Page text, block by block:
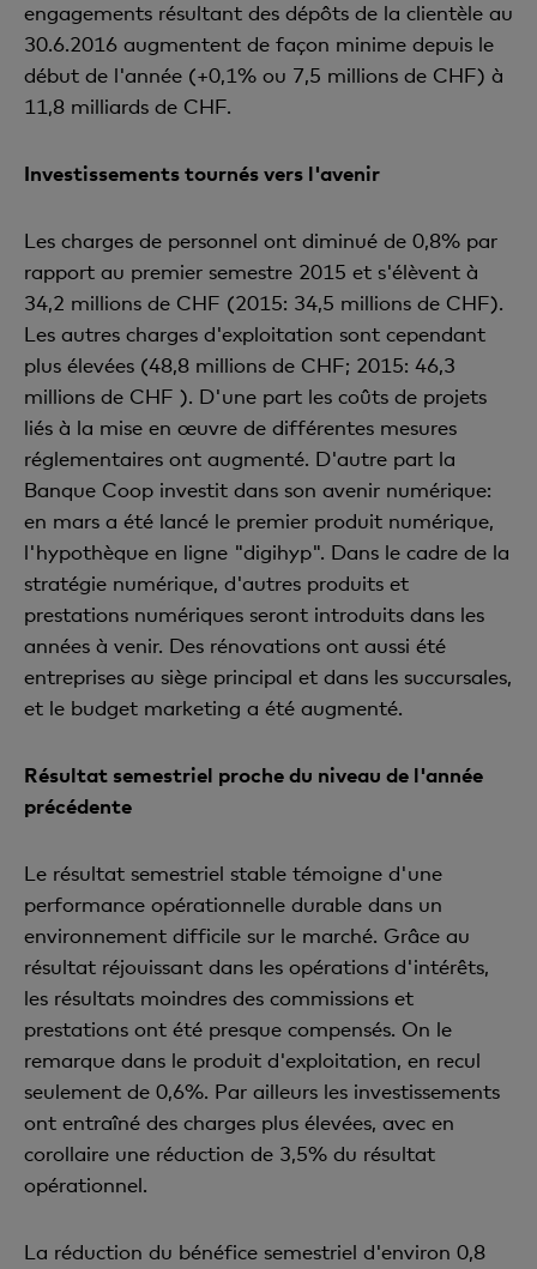
engagements résultant des dépôts de la clientèle au
30.6.2016 augmentent de façon minime depuis le
début de l'année (+0,1% ou 7,5 millions de CHF) à
11,8 milliards de CHF.
Investissements tournés vers l'avenir
Les charges de personnel ont diminué de 0,8% par
rapport au premier semestre 2015 et s'élèvent à
34,2 millions de CHF (2015: 34,5 millions de CHF).
Les autres charges d'exploitation sont cependant
plus élevées (48,8 millions de CHF; 2015: 46,3
millions de CHF ). D'une part les coûts de projets
liés à la mise en œuvre de différentes mesures
réglementaires ont augmenté. D'autre part la
Banque Coop investit dans son avenir numérique:
en mars a été lancé le premier produit numérique,
l'hypothèque en ligne "digihyp". Dans le cadre de la
stratégie numérique, d'autres produits et
prestations numériques seront introduits dans les
années à venir. Des rénovations ont aussi été
entreprises au siège principal et dans les succursales,
et le budget marketing a été augmenté.
Résultat semestriel proche du niveau de l'année
précédente
Le résultat semestriel stable témoigne d'une
performance opérationnelle durable dans un
environnement difficile sur le marché. Grâce au
résultat réjouissant dans les opérations d'intérêts,
les résultats moindres des commissions et
prestations ont été presque compensés. On le
remarque dans le produit d'exploitation, en recul
seulement de 0,6%. Par ailleurs les investissements
ont entraîné des charges plus élevées, avec en
corollaire une réduction de 3,5% du résultat
opérationnel.
La réduction du bénéfice semestriel d'environ 0,8